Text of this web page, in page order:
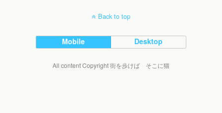
Back to top
Mobile Desktop
All content Copyright 街を歩けば そこに猫